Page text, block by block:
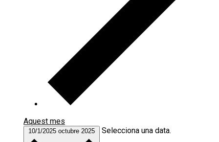
Aquest mes
10/1/2025 octubre 2025 Selecciona una data.